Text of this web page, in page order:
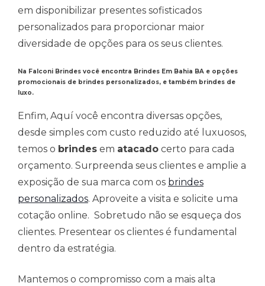
em disponibilizar presentes sofisticados
personalizados para proporcionar maior
diversidade de opções para os seus clientes.
Na Falconi Brindes você encontra Brindes Em Bahia BA e opções
promocionais de brindes personalizados, e também brindes de
luxo.
Enfim, Aquí você encontra diversas opções,
desde simples com custo reduzido até luxuosos,
temos o brindes em atacado certo para cada
orçamento. Surpreenda seus clientes e amplie a
exposição de sua marca com os brindes
personalizados. Aproveite a visita e solicite uma
cotação online. Sobretudo não se esqueça dos
clientes. Presentear os clientes é fundamental
dentro da estratégia.
Mantemos o compromisso com a mais alta